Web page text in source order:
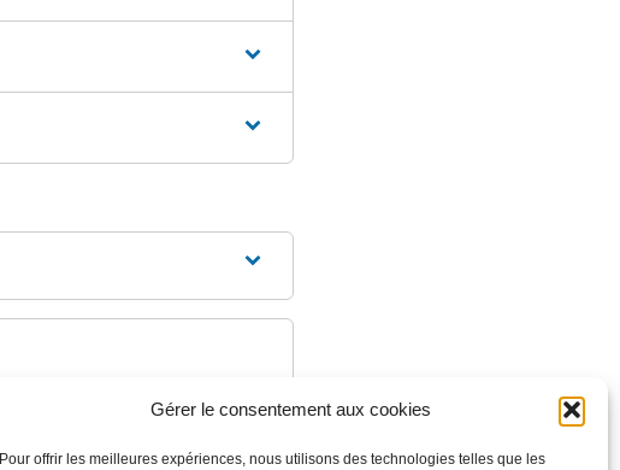
Gérer le consentement aux cookies
Pour offrir les meilleures expériences, nous utilisons des technologies telles que les